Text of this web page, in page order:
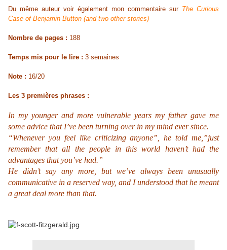
Du même auteur voir également mon commentaire sur The Curious
Case of Benjamin Button (and two other stories)
Nombre de pages : 188
Temps mis pour le lire : 3 semaines
Note : 16/20
Les 3 premières phrases :
In my younger and more vulnerable years my father gave me
some advice that I’ve been turning over in my mind ever since.
“Whenever you feel like criticizing anyone”, he told me,”just
remember that all the people in this world haven’t had the
advantages that you’ve had.”
He didn’t say any more, but we’ve always been unusually
communicative in a reserved way, and I understood that he meant
a great deal more than that.